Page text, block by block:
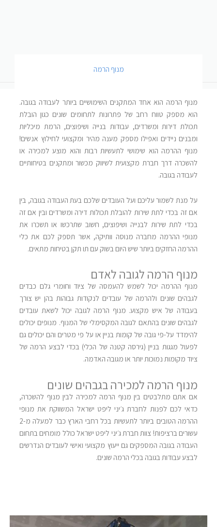
מנוף הרמה
מנוף הרמה הוא אחד המתקנים השימושיים ביותר לעבודה בגובה.
הוא מספק טווח רחב של פתרונות לתחומים שונים כגון הובלת
תכולת דירות ומשרדים, עבודות בנייה ושיפוצים, הרמת מיכליות
ומבנים ניידים ואפילו מספק מענה מהיר ומקצועי לחילוץ אנשים!
מנוף ההרמה הוא שימושי לתעשיות רבות והוא מוצע למכירה או
להשכרה דרך חברת מקצועית לשיווק מכשור ומתקנים בטיחותיים
לעבודה בגובה.
על מנת לשמור עליכם ועל העובדים שלכם בעת העבודה בגובה, בין
אם זה בכדי לתת שירות להובלת תכולות דירה ומשרדים ובין אם זה
בכדי לתת שירות לבנייה ושיפוצים, חשוב שתרכשו או תשכרו את
מנופי ההרמה מחברה מנוסה וותיקה, אשר תספק לכם את כלי
ההרמה החזקים ביותר שיש היום בשוק עם תו תקן בטיחות מתאים.
מנוף הרמה לגובה לאדם
מנוף ההרמה יכול לשמש להעמסה של ציוד וחומרי גלם כבדים
לגבהים שונים ולהרמה של עובדים לנקודות גבוהות בהן יש צורך
בעבודה של איש מקצוע. מנוף הרמה לגובה יכול לשאת עובדים
לגבהים שונים בהתאם לגובה המקסימלי של המנוף. מנופים יכולים
להימדד על-פי גובה של קומות בניין או על פי מטרים והם יכולים גם
לפעול מגגות בניין (גירסה קטנה של הכלי) בכדי לבצע הרמה של
ציוד מקומות נמוכות יותר או מגובה האדמה.
מנוף הרמה למכירה בגבהים שונים
אם אתם מתלבטים בין מנוף הרמה למכירה לבין מנוף להשכרה,
כדאי לכם לפנות לחברת ג׳יני ליפט ישראל המשווקת את מנופי
ההרמה הטובים ביותר לתעשיות בכל רחבי הארץ כבר למעלה מ-2
עשורים ברציפות! צוות חברת ג׳יני ליפט ישראל כולל מומחים בתחום
העבודה בגובה המספקים גם ייעוץ מקצועי ואישי לעובדים הנדרשים
לבצע עבודות בגובה בכלי הרמה שונים.